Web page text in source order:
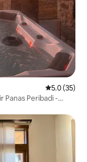
Penarafan
5.0 (35)
Panas Peribadi -